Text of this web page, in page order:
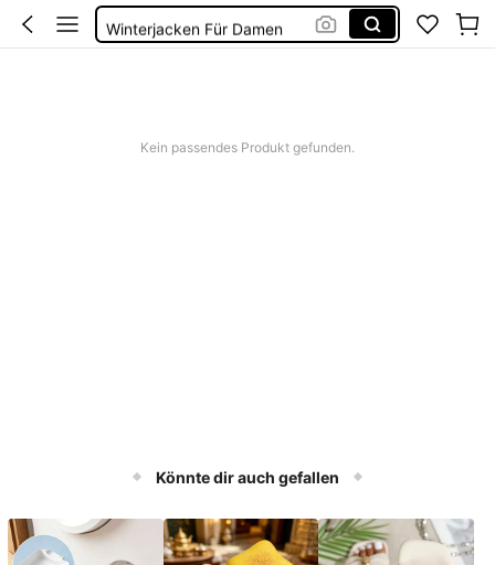
Winterjacken Für Damen
Kein passendes Produkt gefunden.
Könnte dir auch gefallen